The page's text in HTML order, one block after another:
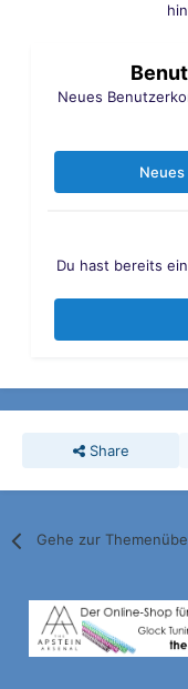
Neues
Du hast bereits
Share
Gehe zur